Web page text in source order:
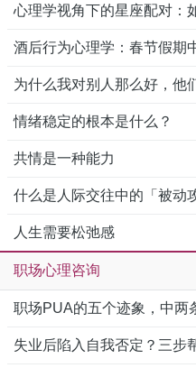
心理学视角下的星座配对：
酒后行为心理学：春节假期
为什么我对别人那么好，他
情绪稳定的根本是什么？
共情是一种能力
什么是人际交往中的「被动
人生需要松弛感
职场心理咨询
职场PUA的五个迹象，中两
失业后陷入自我否定？三步